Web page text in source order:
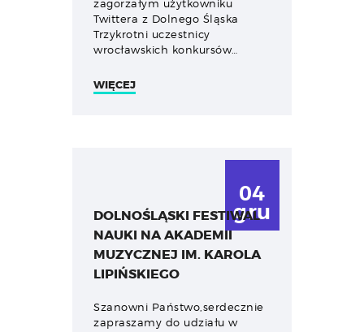
zagorzałym użytkowniku
Twittera z Dolnego Śląska
Trzykrotni uczestnicy
wrocławskich konkursów…
WIĘCEJ
04
gru
DOLNOŚLĄSKI FESTIWAL
NAUKI NA AKADEMII
MUZYCZNEJ IM. KAROLA
LIPIŃSKIEGO
Szanowni Państwo,serdecznie
zapraszamy do udziału w